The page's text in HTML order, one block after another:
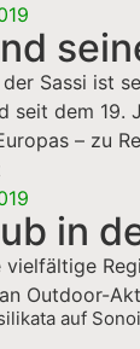
Sassi ist
seit dem 19.
– zu
in
vielfältige
Outdoor-
auf